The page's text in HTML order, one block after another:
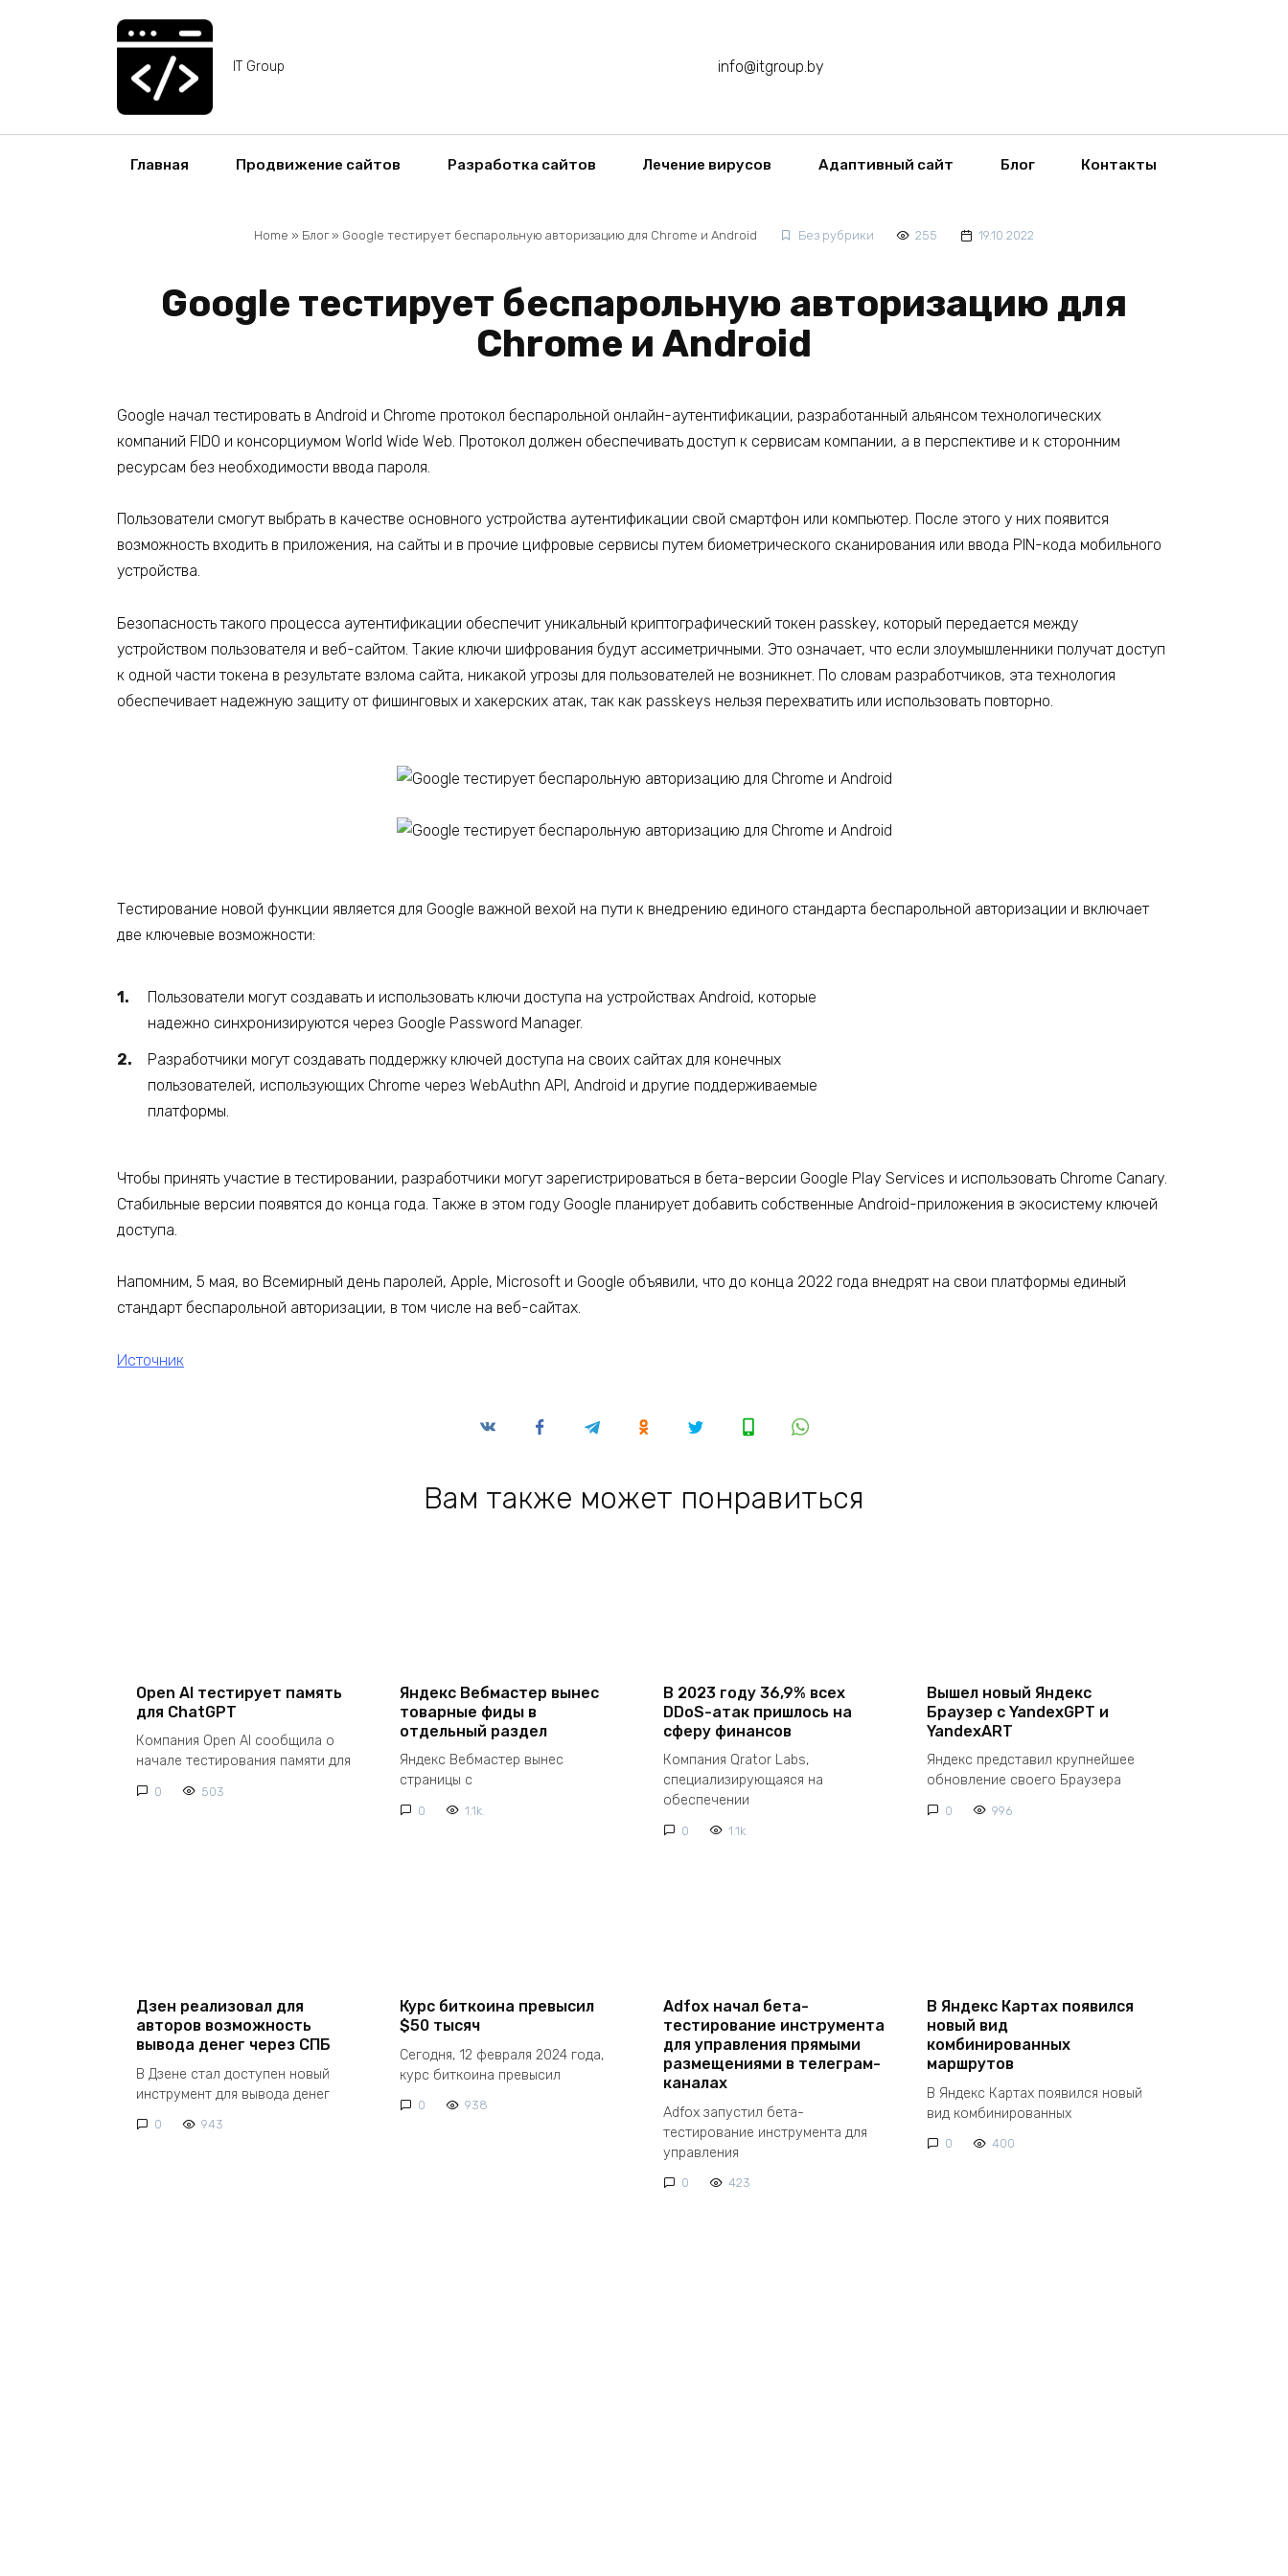
IT Group info@itgroup.by
Главная Продвижение сайтов Разработка сайтов Лечение вирусов Адаптивный сайт Блог Контакты
Home » Блог» Google тестирует беспарольную авторизацию для Chrome и Android Без рубрики 255 19.10.2022
Google тестирует беспарольную авторизацию для
Chrome и Android
Google начал тестировать в Android и Chrome протокол беспарольной онлайн-аутентификации, разработанный альянсом технологических
компаний FIDO и консорциумом World Wide Web. Протокол должен обеспечивать доступ к сервисам компании, а в перспективе и к сторонним
ресурсам без необходимости ввода пароля.
Пользователи смогут выбрать в качестве основного устройства аутентификации свой смартфон или компьютер. После этого у них появится
возможность входить в приложения, на сайты и в прочие цифровые сервисы путем биометрического сканирования или ввода PIN-кода мобильного
устройства.
Безопасность такого процесса аутентификации обеспечит уникальный криптографический токен passkey, который передается между
устройством пользователя и веб-сайтом. Такие ключи шифрования будут ассиметричными. Это означает, что если злоумышленники получат доступ
к одной части токена в результате взлома сайта, никакой угрозы для пользователей не возникнет. По словам разработчиков, эта технология
обеспечивает надежную защиту от фишинговых и хакерских атак, так как passkeys нельзя перехватить или использовать повторно.
Тестирование новой функции является для Google важной вехой на пути к внедрению единого стандарта беспарольной авторизации и включает
две ключевые возможности:
Пользователи могут создавать и использовать ключи доступа на устройствах Android, которые
надежно синхронизируются через Google Password Manager.
Разработчики могут создавать поддержку ключей доступа на своих сайтах для конечных
пользователей, использующих Chrome через WebAuthn API, Android и другие поддерживаемые
платформы.
Чтобы принять участие в тестировании, разработчики могут зарегистрироваться в бета-версии Google Play Services и использовать Chrome Canary.
Стабильные версии появятся до конца года. Также в этом году Google планирует добавить собственные Android-приложения в экосистему ключей
доступа.
Напомним, 5 мая, во Всемирный день паролей, Apple, Microsoft и Google объявили, что до конца 2022 года внедрят на свои платформы единый
стандарт беспарольной авторизации, в том числе на веб-сайтах.
Источник
Вам также может понравиться
Open AI тестирует память
для ChatGPT
Компания Open AI сообщила о
начале тестирования памяти для
0 503
Яндекс Вебмастер вынес
товарные фиды в
отдельный раздел
Яндекс Вебмастер вынес
страницы с
0 1.1k.
В 2023 году 36,9% всех
DDoS-атак пришлось на
сферу финансов
Компания Qrator Labs,
специализирующаяся на
обеспечении
0 1.1k.
Вышел новый Яндекс
Браузер с YandexGPT и
YandexART
Яндекс представил крупнейшее
обновление своего Браузера
0 996
Дзен реализовал для
авторов возможность
вывода денег через СПБ
В Дзене стал доступен новый
инструмент для вывода денег
0 943
Курс биткоина превысил
$50 тысяч
Сегодня, 12 февраля 2024 года,
курс биткоина превысил
0 938
Adfox начал бета-
тестирование инструмента
для управления прямыми
размещениями в телеграм-
каналах
Adfox запустил бета-
тестирование инструмента для
управления
0 423
В Яндекс Картах появился
новый вид
комбинированных
маршрутов
В Яндекс Картах появился новый
вид комбинированных
0 400